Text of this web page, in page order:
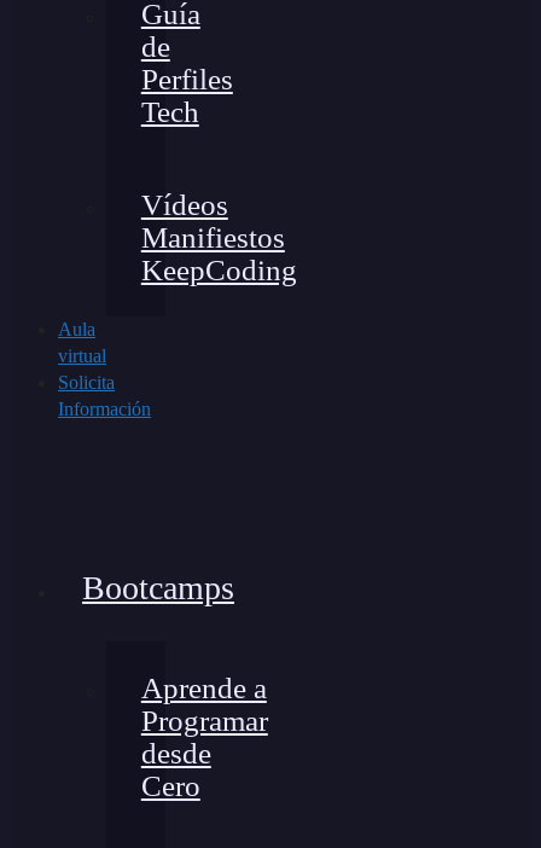
Guía
de
Perfiles
Tech
Vídeos
Manifiestos
KeepCoding
Aula
virtual
Solicita
Información
Bootcamps
Aprende a
Programar
desde
Cero